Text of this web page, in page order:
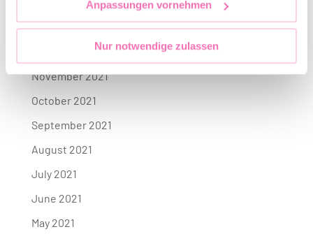
Anpassungen vornehmen
Nur notwendige zulassen
February 2022
January 2022
November 2021
October 2021
September 2021
August 2021
July 2021
June 2021
May 2021